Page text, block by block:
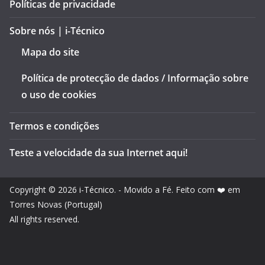
Políticas de privacidade
Sobre nós | i-Técnico
Mapa do site
Política de protecção de dados / Informação sobre
o uso de cookies
Termos e condições
Teste a velocidade da sua Internet aqui!
Copyright © 2026 i-Técnico. - Movido a Fé. Feito com ❤️ em
Torres Novas (Portugal)
All rights reserved.